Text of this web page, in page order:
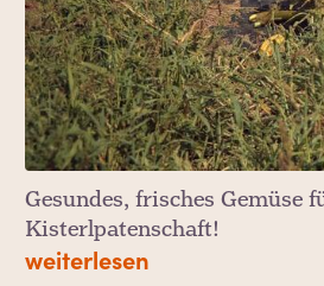
Gesundes, frisches
Kisterlpatenschaft!
weiterlesen